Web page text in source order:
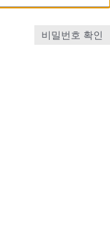
비밀번호 확인